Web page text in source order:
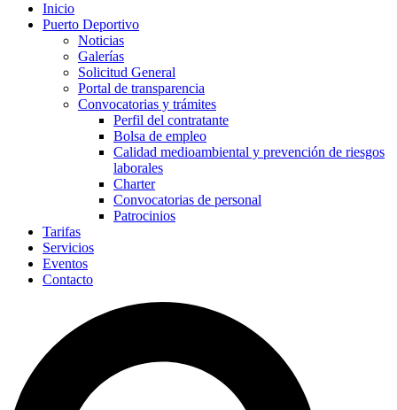
Inicio
Puerto Deportivo
Noticias
Galerías
Solicitud General
Portal de transparencia
Convocatorias y trámites
Perfil del contratante
Bolsa de empleo
Calidad medioambiental y prevención de riesgos
laborales
Charter
Convocatorias de personal
Patrocinios
Tarifas
Servicios
Eventos
Contacto